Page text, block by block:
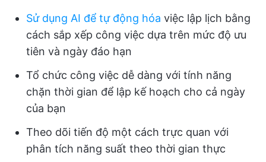
Sử dụng AI để tự động hóa việc lập lịch bằng
cách sắp xếp công việc dựa trên mức độ ưu
tiên và ngày đáo hạn
Tổ chức công việc dễ dàng với tính năng
chặn thời gian để lập kế hoạch cho cả ngày
của bạn
Theo dõi tiến độ một cách trực quan với
phân tích năng suất theo thời gian thực